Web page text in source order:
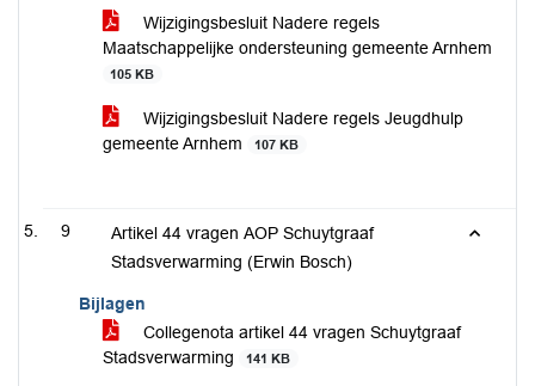
Wijzigingsbesluit Nadere regels
Maatschappelijke ondersteuning gemeente Arnhem
105 KB
Wijzigingsbesluit Nadere regels Jeugdhulp
gemeente Arnhem
107 KB
9
Artikel 44 vragen AOP Schuytgraaf
Stadsverwarming (Erwin Bosch)
Bijlagen
Collegenota artikel 44 vragen Schuytgraaf
Stadsverwarming
141 KB